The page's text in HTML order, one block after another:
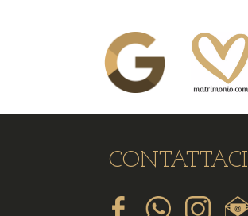
CONTATTACI